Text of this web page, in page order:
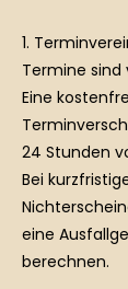
1.
Termine sind
Eine
24 Stunden
Bei
eine
berechnen.